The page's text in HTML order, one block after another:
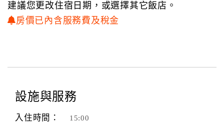
顧
顧
客
滿
建議您更改住宿日期，或選擇其它飯店。
房價已內含服務費及稅金
設施與服務
入住時間： 15:00